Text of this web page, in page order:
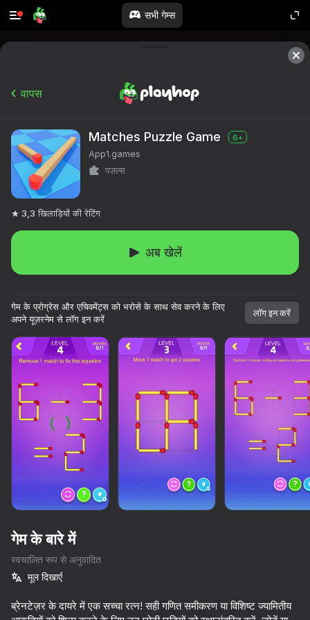
सभी गेम्स
वापस
Matches Puzzle Game 6+
App1.games
पज़ल्स
3,3 खिलाड़ियों की रेटिंग
अब खेलें
गेम के प्रोग्रेस और एचिवमेंट्स को भरोसे के साथ सेव करने के लिए
अपने यूज़रनेम से लॉग इन करें
लॉग इन करें
गेम के बारे में
स्वचालित रूप से अनुवादित
मूल दिखाएँ
ब्रेनटेज़र के दायरे में एक सच्चा रत्न! सही गणित समीकरण या विशिष्ट ज्यामितीय